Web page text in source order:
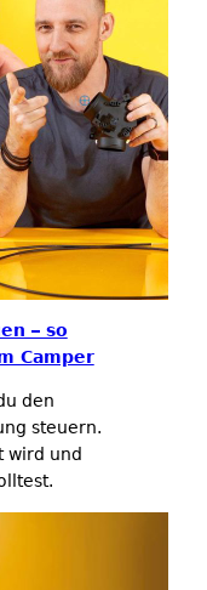
– so
Camper
den
steuern.
wird und